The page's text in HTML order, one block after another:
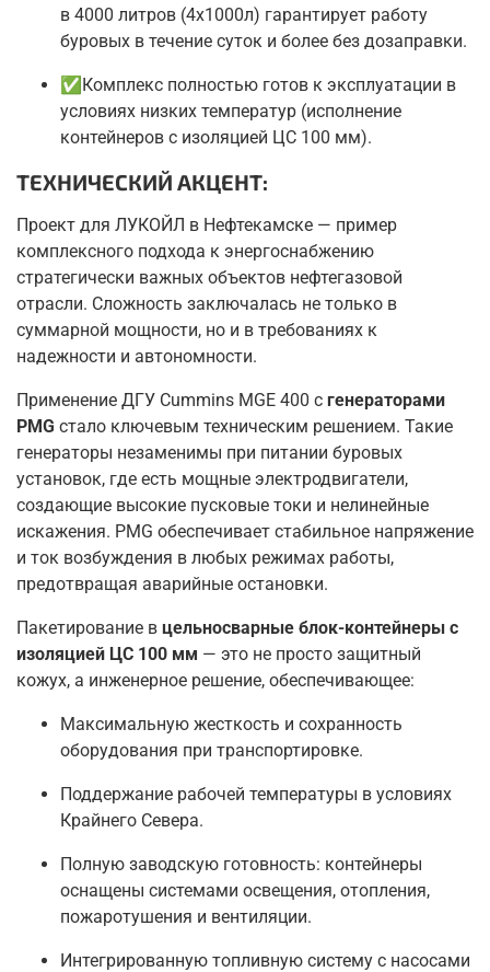
в 4000 литров (4х1000л) гарантирует работу
буровых в течение суток и более без дозаправки.
✅Комплекс полностью готов к эксплуатации в
условиях низких температур (исполнение
контейнеров с изоляцией ЦС 100 мм).
ТЕХНИЧЕСКИЙ АКЦЕНТ:
Проект для ЛУКОЙЛ в Нефтекамске — пример
комплексного подхода к энергоснабжению
стратегически важных объектов нефтегазовой
отрасли. Сложность заключалась не только в
суммарной мощности, но и в требованиях к
надежности и автономности.
Применение ДГУ Cummins MGE 400 с генераторами
PMG стало ключевым техническим решением. Такие
генераторы незаменимы при питании буровых
установок, где есть мощные электродвигатели,
создающие высокие пусковые токи и нелинейные
искажения. PMG обеспечивает стабильное напряжение
и ток возбуждения в любых режимах работы,
предотвращая аварийные остановки.
Пакетирование в цельносварные блок-контейнеры с
изоляцией ЦС 100 мм — это не просто защитный
кожух, а инженерное решение, обеспечивающее:
Максимальную жесткость и сохранность
оборудования при транспортировке.
Поддержание рабочей температуры в условиях
Крайнего Севера.
Полную заводскую готовность: контейнеры
оснащены системами освещения, отопления,
пожаротушения и вентиляции.
Интегрированную топливную систему с насосами